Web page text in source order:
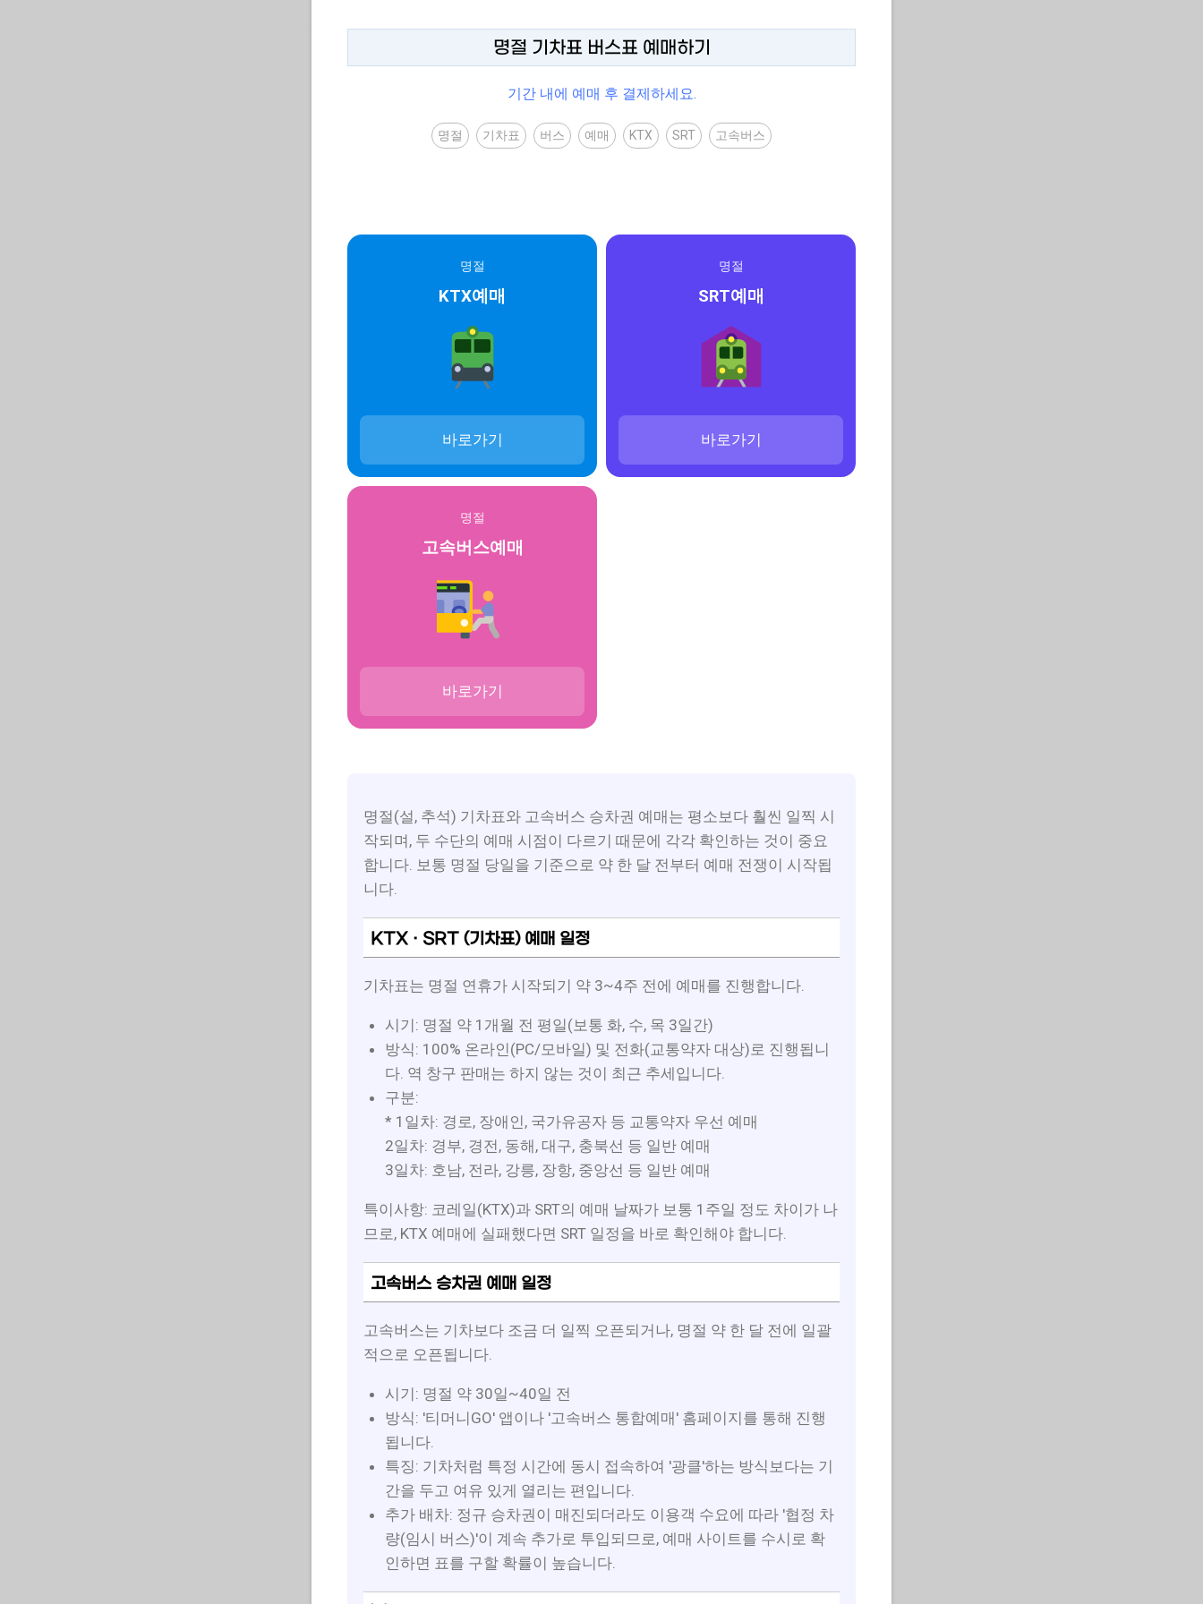
명절 기차표 버스표 예매하기
기간 내에 예매 후 결제하세요.
명절 기차표 버스 예매 KTX SRT 고속버스
명절
KTX예매
바로가기
명절
SRT예매
바로가기
명절
고속버스예매
바로가기
명절(설, 추석) 기차표와 고속버스 승차권 예매는 평소보다 훨씬 일찍 시
작되며, 두 수단의 예매 시점이 다르기 때문에 각각 확인하는 것이 중요
합니다. 보통 명절 당일을 기준으로 약 한 달 전부터 예매 전쟁이 시작됩
니다.
KTX · SRT (기차표) 예매 일정
기차표는 명절 연휴가 시작되기 약 3~4주 전에 예매를 진행합니다.
시기: 명절 약 1개월 전 평일(보통 화, 수, 목 3일간)
방식: 100% 온라인(PC/모바일) 및 전화(교통약자 대상)로 진행됩니
다. 역 창구 판매는 하지 않는 것이 최근 추세입니다.
구분:
* 1일차: 경로, 장애인, 국가유공자 등 교통약자 우선 예매
2일차: 경부, 경전, 동해, 대구, 충북선 등 일반 예매
3일차: 호남, 전라, 강릉, 장항, 중앙선 등 일반 예매
특이사항: 코레일(KTX)과 SRT의 예매 날짜가 보통 1주일 정도 차이가 나
므로, KTX 예매에 실패했다면 SRT 일정을 바로 확인해야 합니다.
고속버스 승차권 예매 일정
고속버스는 기차보다 조금 더 일찍 오픈되거나, 명절 약 한 달 전에 일괄
적으로 오픈됩니다.
시기: 명절 약 30일~40일 전
방식: '티머니GO' 앱이나 '고속버스 통합예매' 홈페이지를 통해 진행
됩니다.
특징: 기차처럼 특정 시간에 동시 접속하여 '광클'하는 방식보다는 기
간을 두고 여유 있게 열리는 편입니다.
추가 배차: 정규 승차권이 매진되더라도 이용객 수요에 따라 '협정 차
량(임시 버스)'이 계속 추가로 투입되므로, 예매 사이트를 수시로 확
인하면 표를 구할 확률이 높습니다.